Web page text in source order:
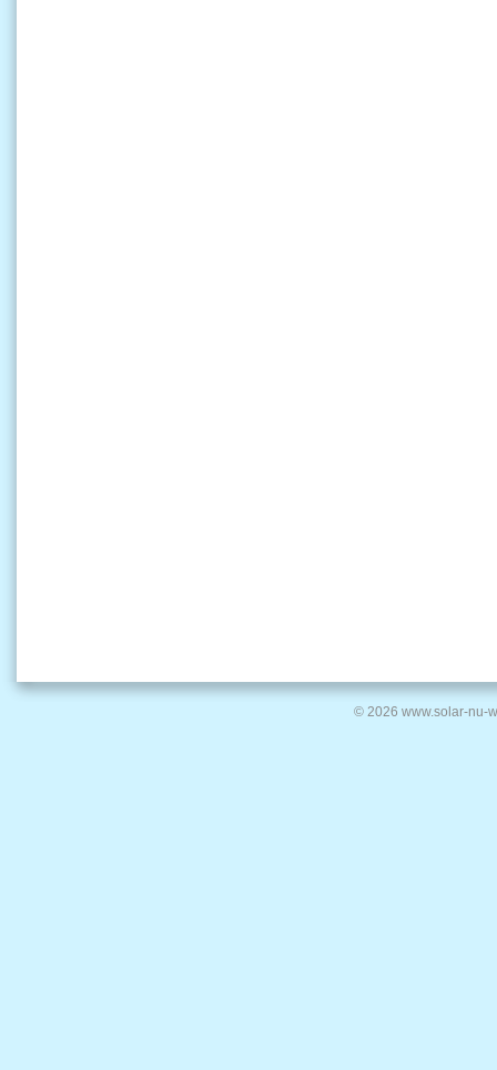
© 2026 www.solar-nu-